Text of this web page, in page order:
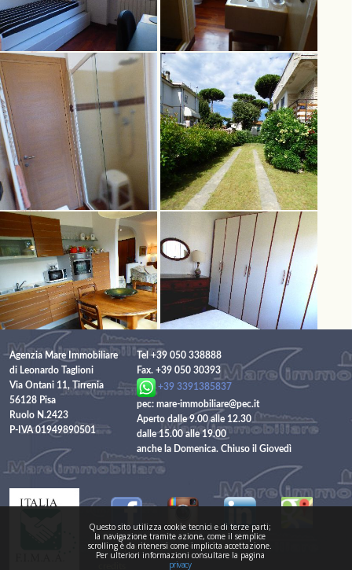
Questo sito utilizza cookie tecnici e di terze parti;
la navigazione tramite azione, come il semplice
scrolling è da ritenersi come implicita accettazione.
Per ulteriori informazioni consultare la pagina
privacy
Agenzia Mare Immobiliare
di Leonardo Taglioni
Via Ontani 11, Tirrenia
56128 Pisa
Ruolo N.2423
P-IVA 01949890501
Tel +39 050 338888
Fax. +39 050 30393
+39 3391385837
pec: mare-immobiliare@pec.it
Aperto dalle 9.00 alle 12.30
dalle 15.00 alle 19.00
anche la Domenica. Chiuso il Giovedì
privacy and cookies---Site Map